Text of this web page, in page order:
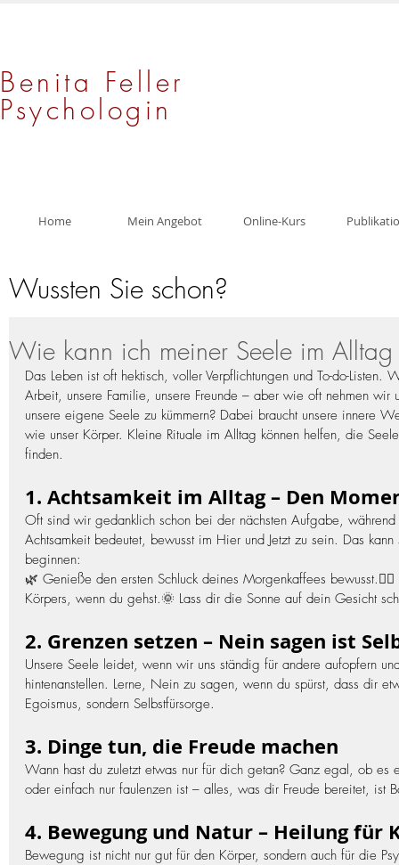
Benita Feller
Psychologin
Home Mein Angebot Online-Kurs
Wussten Sie schon?
Wie kann ich meiner Seele im Alltag
Das Leben ist oft hektisch, voller Verpflichtungen und To-do-Listen.
Arbeit, unsere Familie, unsere Freunde – aber wie oft nehmen
unsere eigene Seele zu kümmern? Dabei braucht unsere innere
wie unser Körper. Kleine Rituale im Alltag können helfen, die
finden.
1. Achtsamkeit im Alltag – Den
Oft sind wir gedanklich schon bei der nächsten Aufgabe,
Achtsamkeit bedeutet, bewusst im Hier und Jetzt zu sein. Das
beginnen:
🌿 Genieße den ersten Schluck deines Morgenkaffees
Körpers, wenn du gehst.🌞 Lass dir die Sonne auf dein Gesicht
2. Grenzen setzen – Nein sagen ist
Unsere Seele leidet, wenn wir uns ständig für andere aufopfern
hintenanstellen. Lerne, Nein zu sagen, wenn du spürst, dass dir
Egoismus, sondern Selbstfürsorge.
3. Dinge tun, die Freude machen
Wann hast du zuletzt etwas nur für dich getan? Ganz egal, ob es
oder einfach nur faulenzen ist – alles, was dir Freude bereitet, ist
4. Bewegung und Natur – Heilung für
Bewegung ist nicht nur gut für den Körper, sondern auch für die